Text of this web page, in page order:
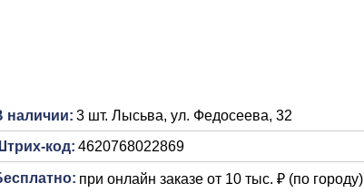
наличии: 3 шт. Лысьва, ул. Федосеева, 32
код: 4620768022869
при онлайн заказе от 10 тыс. ₽ (по городу)